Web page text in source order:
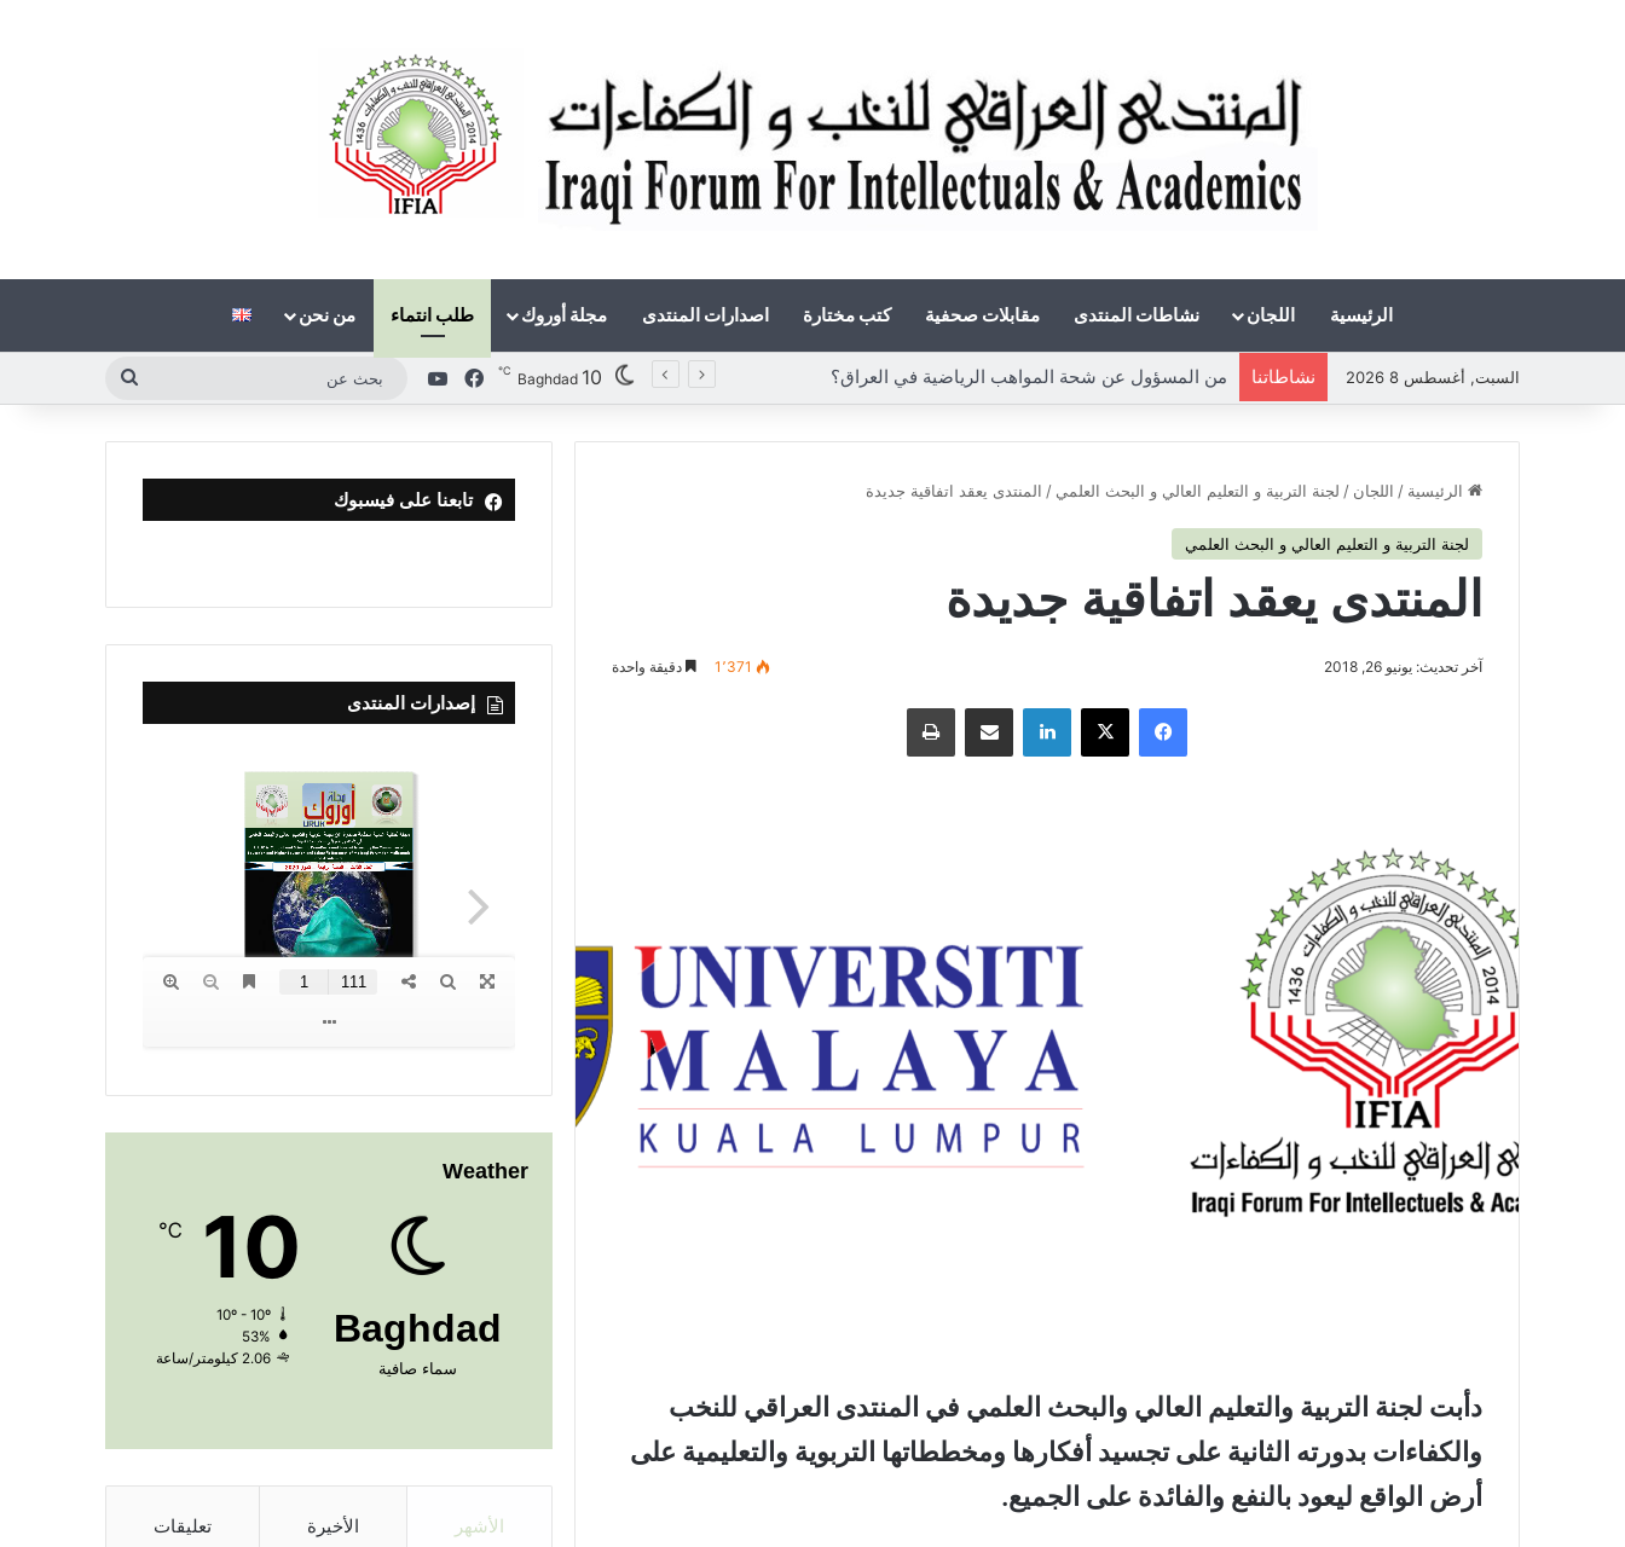
الرئيسية اللجان نشاطات المنتدى مقابلات صحفية كتب مختارة اصدارات المنتدى مجلة أوروك طلب انتماء من نحن
السبت, أغسطس 8 2026 نشاطاتنا من المسؤول عن شحة المواهب الرياضية في العراق؟ Baghdad 10
℃ فيسبوك‫YouTube
الرئيسية / اللجان / لجنة التربية و التعليم العالي و البحث العلمي / المنتدى يعقد اتفاقية جديدة
لجنة التربية و التعليم العالي و البحث العلمي
المنتدى يعقد اتفاقية جديدة
آخر تحديث: يونيو 26, 2018 1٬371 دقيقة واحدة
فيسبوك لينكدإن
دأبت لجنة التربية والتعليم العالي والبحث العلمي في المنتدى العراقي للنخب
والكفاءات بدورته الثانية على تجسيد أفكارها ومخططاتها التربوية والتعليمية على
أرض الواقع ليعود بالنفع والفائدة على الجميع.
تابعنا على فيسبوك
إصدارات المنتدى
Weather
Baghdad
سماء صافية
10
℃
10º - 10º
53%
2.06 كيلومتر/ساعة
الأشهر الأخيرة تعليقات